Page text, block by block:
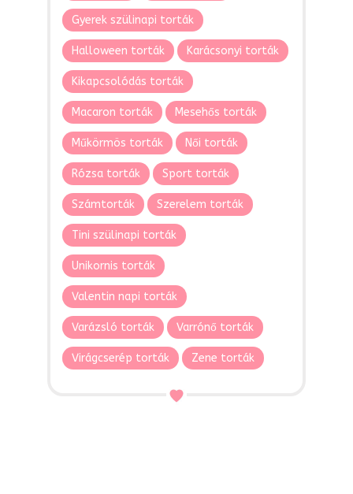
Gyerek szülinapi torták
Halloween torták Karácsonyi torták
Kikapcsolódás torták
Macaron torták Mesehős torták
Műkörmös torták Női torták
Rózsa torták Sport torták
Számtorták Szerelem torták
Tini szülinapi torták
Unikornis torták
Valentin napi torták
Varázsló torták Varrónő torták
Virágcserép torták Zene torták